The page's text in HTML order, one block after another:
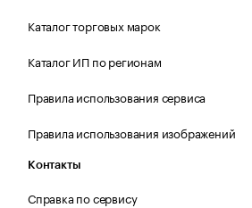
Каталог торговых марок
Каталог ИП по регионам
Правила использования сервиса
Правила использования изображений
Контакты
Справка по сервису